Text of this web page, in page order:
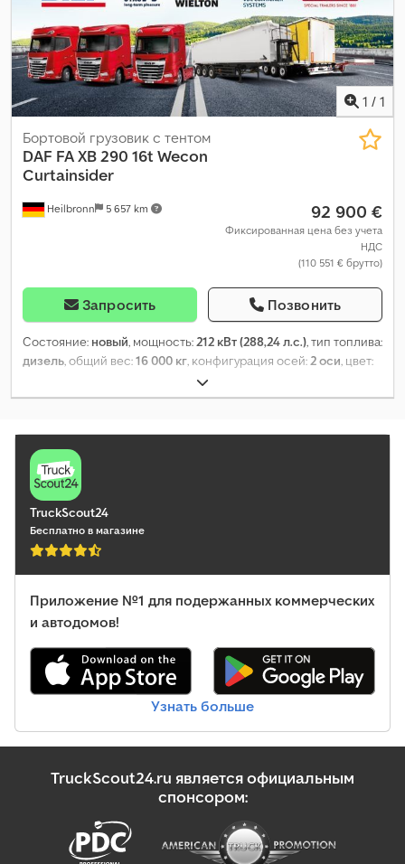
1 / 1
Heilbronn 5 657 km
Бортовой грузовик с тентом
DAF FA XB 290 16t Wecon
Curtainsider
92 900 €
Фиксированная цена без учета
НДС
(110 551 € брутто)
Запросить Позвонить
Состояние: новый, мощность: 212 кВт (288,24 л.с.), тип топлива:
дизель , общий вес:16 000 кг , конфигурация осей: 2 оси , цвет:
автоматический
6, Год выпуска:2026, Оборудование:ABS, кондиционер,
программа стабилизации (ESP),
TruckScout24
Бесплатно в магазине
Приложение №1 для подержанных коммерческих
и автодомов!
Узнать больше
TruckScout24.ru является официальным
спонсором: